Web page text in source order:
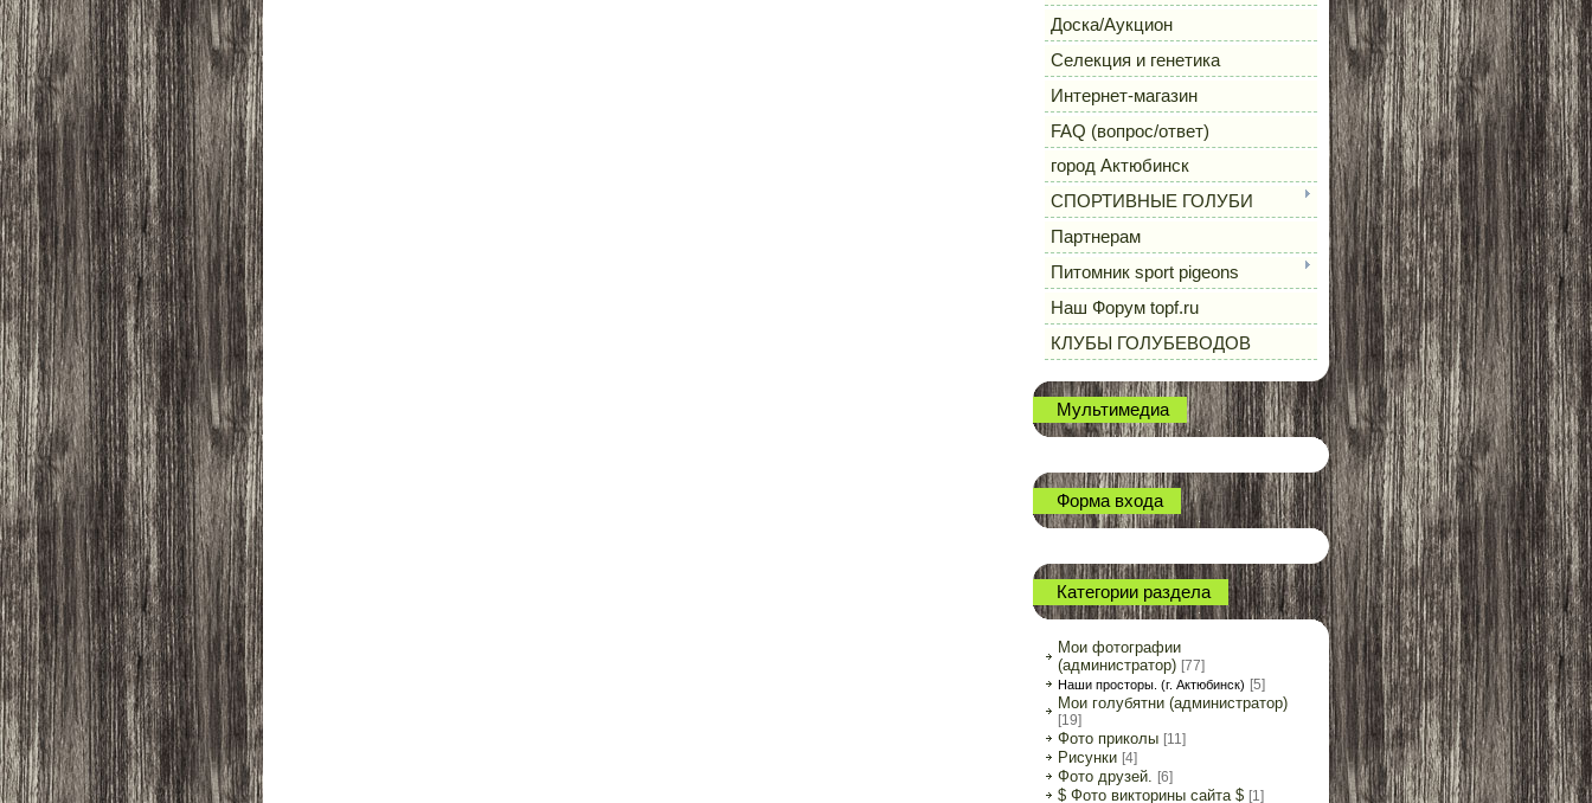
Доска/Аукцион
Селекция и генетика
Интернет-магазин
FAQ (вопрос/ответ)
город Актюбинск
СПОРТИВНЫЕ ГОЛУБИ
Партнерам
Питомник sport pigeons
Наш Форум topf.ru
КЛУБЫ ГОЛУБЕВОДОВ
Мультимедиа
Форма входа
Категории раздела
Мои фотографии
(администратор) [77]
Наши просторы. (г. Актюбинск) [5]
Мои голубятни (администратор)
[19]
Фото приколы [11]
Рисунки [4]
Фото друзей. [6]
$ Фото викторины сайта $ [1]